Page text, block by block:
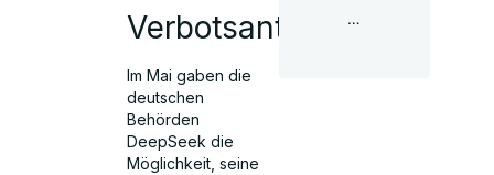
Verbotsantrags
Im Mai gaben die
deutschen
Behörden
DeepSeek die
Möglichkeit, seine
…